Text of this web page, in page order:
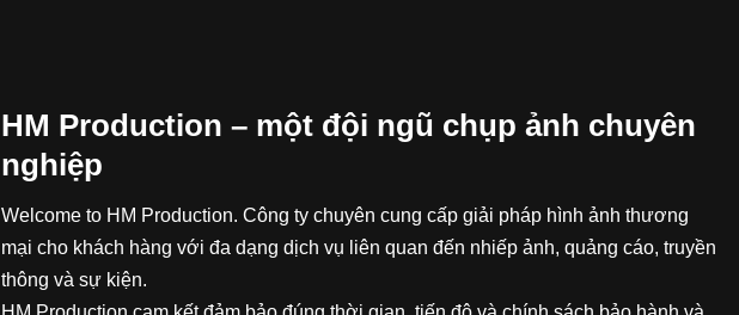
HM Production – một đội ngũ chụp ảnh chuyên
nghiệp
Welcome to HM Production. Công ty chuyên cung cấp giải pháp hình ảnh thương
mại cho khách hàng với đa dạng dịch vụ liên quan đến nhiếp ảnh, quảng cáo, truyền
thông và sự kiện.